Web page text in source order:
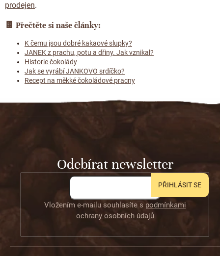
prodejen.
🍫 Přečtěte si naše články:
K čemu jsou dobré kakaové slupky?
JANEK z prachu, potu a dřiny. Jak vznikal?
Historie čokolády
Jak se vyrábí JANKOVO srdíčko?
Recept na měkké čokoládové pracny
Z
Odebírat newsletter
Vložením e-mailu souhlasíte s podmínkami
ochrany osobních údajů
PŘIHLÁSIT SE